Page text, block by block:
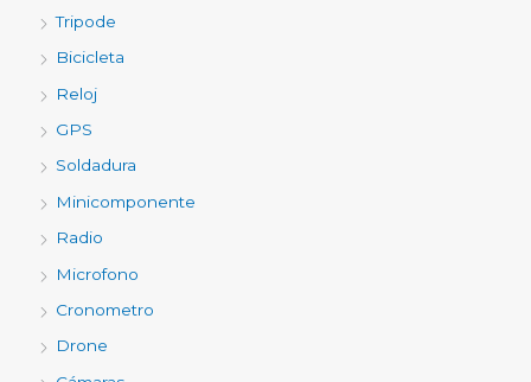
Tripode
Bicicleta
Reloj
GPS
Soldadura
Minicomponente
Radio
Microfono
Cronometro
Drone